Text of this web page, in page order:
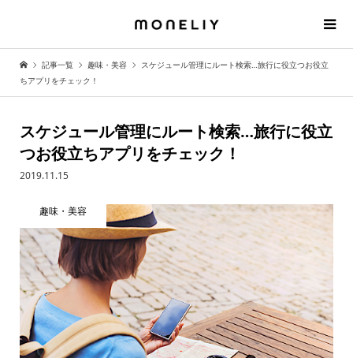
記事一覧 趣味・美容
スケジュール管理にルート検索…旅行に役立つお役立
ちアプリをチェック！
スケジュール管理にルート検索…旅行に役立
つお役立ちアプリをチェック！
2019.11.15
趣味・美容